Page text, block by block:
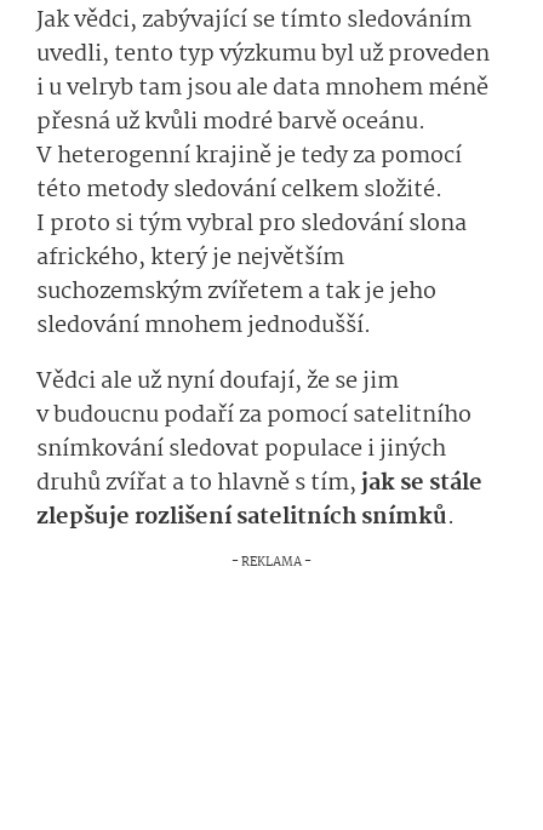
Jak vědci, zabývající se tímto sledováním
uvedli, tento typ výzkumu byl už proveden
i u velryb tam jsou ale data mnohem méně
přesná už kvůli modré barvě oceánu.
V heterogenní krajině je tedy za pomocí
této metody sledování celkem složité.
I proto si tým vybral pro sledování slona
afrického, který je největším
suchozemským zvířetem a tak je jeho
sledování mnohem jednodušší.
Vědci ale už nyní doufají, že se jim
v budoucnu podaří za pomocí satelitního
snímkování sledovat populace i jiných
druhů zvířat a to hlavně s tím, jak se stále
zlepšuje rozlišení satelitních snímků.